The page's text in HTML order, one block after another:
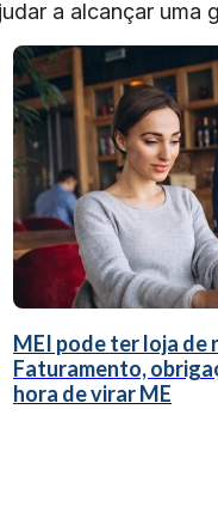
a alcançar uma
MEI pode ter loja de
Faturamento,
hora de virar ME